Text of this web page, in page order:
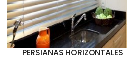
PERSIANAS HORIZONTALES